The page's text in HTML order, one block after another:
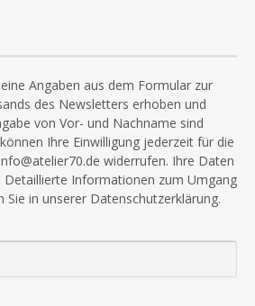
Angaben aus dem Formular zur
des Newsletters erhoben und
von Vor- und Nachname sind
Ihre Einwilligung jederzeit für die
widerrufen. Ihre Daten
Detaillierte Informationen zum Umgang
in unserer Datenschutzerklärung.